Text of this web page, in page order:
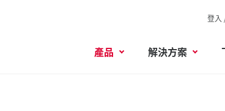
登入
產品 解決方案